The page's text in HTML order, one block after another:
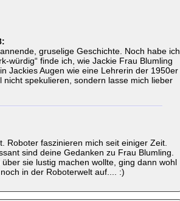
gruselige Geschichte. Noch habe ich
würdig“ finde ich, wie Jackie Frau Blumling
Jackies Augen wie eine Lehrerin der 1950er
spekulieren, sondern lasse mich lieber
Roboter faszinieren mich seit einiger Zeit.
sind deine Gedanken zu Frau Blumling.
sie lustig machen wollte, ging dann wohl
in der Roboterwelt auf.... :)